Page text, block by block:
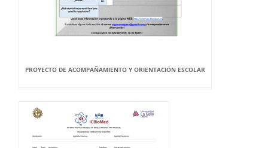
PROYECTO DE ACOMPAÑAMIENTO Y ORIENTACIÓN ESCOLAR